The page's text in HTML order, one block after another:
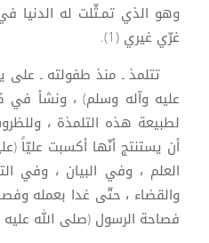
وهو الذي تمـثّلت له الدنيا
غرّي غيري (1).
تتلمذ ـ منذ طفولته ـ على
لطبيعة هذه التلمذة ،
أن يستنتج أنّها أكسبت عليّاً
العلم ، وفي البيان ، وفي
والقضاء ، حتّى غدا بعمله
فصاحة الرسول (صلى الله